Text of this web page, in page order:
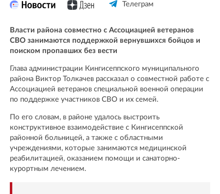
Телеграм
Власти района совместно с Ассоциацией ветеранов
СВО занимаются поддержкой вернувшихся бойцов и
поиском пропавших без вести
Глава администрации Кингисеппского муниципального
района Виктор Толкачев рассказал о совместной работе с
Ассоциацией ветеранов специальной военной операции
по поддержке участников СВО и их семей.
По его словам, в районе удалось выстроить
конструктивное взаимодействие с Кингисеппской
районной больницей, а также с областными
учреждениями, которые занимаются медицинской
реабилитацией, оказанием помощи и санаторно-
курортным лечением.